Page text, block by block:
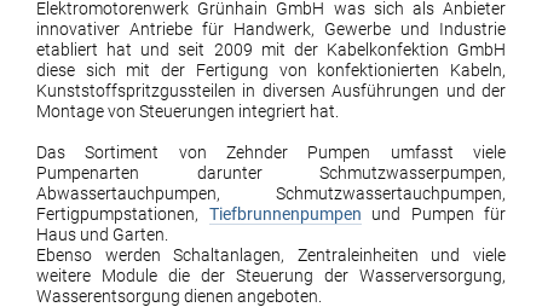
Elektromotorenwerk Grünhain GmbH was sich als Anbieter
innovativer Antriebe für Handwerk, Gewerbe und Industrie
etabliert hat und seit 2009 mit der Kabelkonfektion GmbH
diese sich mit der Fertigung von konfektionierten Kabeln,
Kunststoffspritzgussteilen in diversen Ausführungen und der
Montage von Steuerungen integriert hat.
Das Sortiment von Zehnder Pumpen umfasst viele
Pumpenarten darunter Schmutzwasserpumpen,
Abwassertauchpumpen, Schmutzwassertauchpumpen,
Fertigpumpstationen, Tiefbrunnenpumpen und Pumpen für
Haus und Garten.
Ebenso werden Schaltanlagen, Zentraleinheiten und viele
weitere Module die der Steuerung der Wasserversorgung,
Wasserentsorgung dienen angeboten.